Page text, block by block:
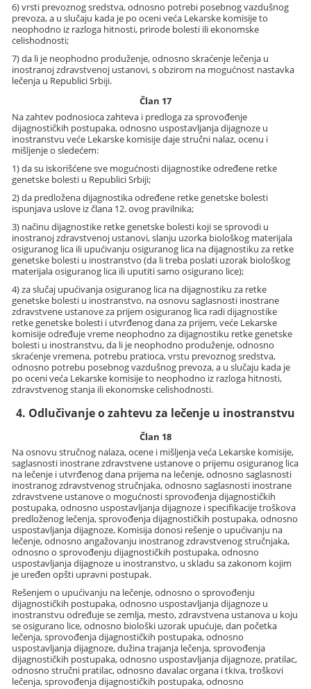
6) vrsti prevoznog sredstva, odnosno potrebi posebnog vazdušnog
prevoza, a u slučaju kada je po oceni veća Lekarske komisije to
neophodno iz razloga hitnosti, prirode bolesti ili ekonomske
celishodnosti;
7) da li je neophodno produženje, odnosno skraćenje lečenja u
inostranoj zdravstvenoj ustanovi, s obzirom na mogućnost nastavka
lečenja u Republici Srbiji.
Član 17
Na zahtev podnosioca zahteva i predloga za sprovođenje
dijagnostičkih postupaka, odnosno uspostavljanja dijagnoze u
inostranstvu veće Lekarske komisije daje stručni nalaz, ocenu i
mišljenje o sledećem:
1) da su iskorišćene sve mogućnosti dijagnostike određene retke
genetske bolesti u Republici Srbiji;
2) da predložena dijagnostika određene retke genetske bolesti
ispunjava uslove iz člana 12. ovog pravilnika;
3) načinu dijagnostike retke genetske bolesti koji se sprovodi u
inostranoj zdravstvenoj ustanovi, slanju uzorka biološkog materijala
osiguranog lica ili upućivanju osiguranog lica na dijagnostiku za retke
genetske bolesti u inostranstvo (da li treba poslati uzorak biološkog
materijala osiguranog lica ili uputiti samo osigurano lice);
4) za slučaj upućivanja osiguranog lica na dijagnostiku za retke
genetske bolesti u inostranstvo, na osnovu saglasnosti inostrane
zdravstvene ustanove za prijem osiguranog lica radi dijagnostike
retke genetske bolesti i utvrđenog dana za prijem, veće Lekarske
komisije određuje vreme neophodno za dijagnostiku retke genetske
bolesti u inostranstvu, da li je neophodno produženje, odnosno
skraćenje vremena, potrebu pratioca, vrstu prevoznog sredstva,
odnosno potrebu posebnog vazdušnog prevoza, a u slučaju kada je
po oceni veća Lekarske komisije to neophodno iz razloga hitnosti,
zdravstvenog stanja ili ekonomske celishodnosti.
4. Odlučivanje o zahtevu za lečenje u inostranstvu
Član 18
Na osnovu stručnog nalaza, ocene i mišljenja veća Lekarske komisije,
saglasnosti inostrane zdravstvene ustanove o prijemu osiguranog lica
na lečenje i utvrđenog dana prijema na lečenje, odnosno saglasnosti
inostranog zdravstvenog stručnjaka, odnosno saglasnosti inostrane
zdravstvene ustanove o mogućnosti sprovođenja dijagnostičkih
postupaka, odnosno uspostavljanja dijagnoze i specifikacije troškova
predloženog lečenja, sprovođenja dijagnostičkih postupaka, odnosno
uspostavljanja dijagnoze, Komisija donosi rešenje o upućivanju na
lečenje, odnosno angažovanju inostranog zdravstvenog stručnjaka,
odnosno o sprovođenju dijagnostičkih postupaka, odnosno
uspostavljanja dijagnoze u inostranstvo, u skladu sa zakonom kojim
je uređen opšti upravni postupak.
Rešenjem o upućivanju na lečenje, odnosno o sprovođenju
dijagnostičkih postupaka, odnosno uspostavljanja dijagnoze u
inostranstvu određuje se zemlja, mesto, zdravstvena ustanova u koju
se osigurano lice, odnosno biološki uzorak upućuje, dan početka
lečenja, sprovođenja dijagnostičkih postupaka, odnosno
uspostavljanja dijagnoze, dužina trajanja lečenja, sprovođenja
dijagnostičkih postupaka, odnosno uspostavljanja dijagnoze, pratilac,
odnosno stručni pratilac, odnosno davalac organa i tkiva, troškovi
lečenja, sprovođenja dijagnostičkih postupaka, odnosno